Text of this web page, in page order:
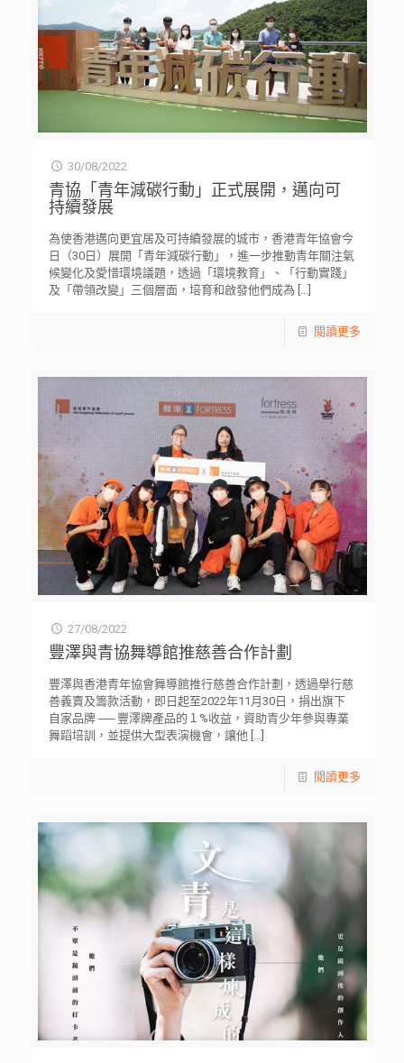
30/08/2022
青協「青年減碳行動」正式展開，邁向可
持續發展
為使香港邁向更宜居及可持續發展的城市，香港青年協會今
日（30日）展開「青年減碳行動」，進一步推動青年關注氣
候變化及愛惜環境議題，透過「環境教育」、「行動實踐」
及「帶領改變」三個層面，培育和啟發他們成為 […]
閱讀更多
27/08/2022
豐澤與青協舞導館推慈善合作計劃
豐澤與香港青年協會舞導館推行慈善合作計劃，透過舉行慈
善義賣及籌款活動，即日起至2022年11月30日，捐出旗下
自家品牌 ── 豐澤牌產品的１%收益，資助青少年參與專業
舞蹈培訓，並提供大型表演機會，讓他[…]
閱讀更多